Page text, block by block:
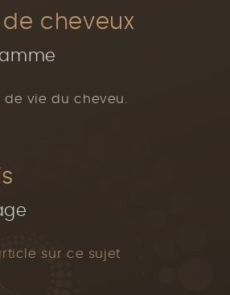
cheveux
vie du cheveu.
sur ce sujet